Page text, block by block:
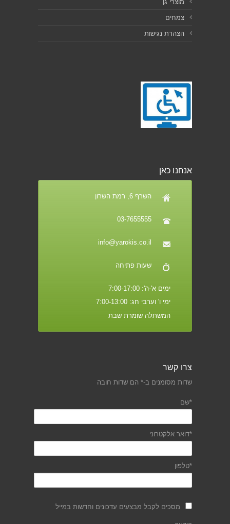
מוצרי גן
צמחים
הצהרת נגישות
אנחנו כאן
השרף 6, רמת השרון
03-7655555
info@yarokis.co.il
שעות פתיחה
ימים א'-ה': 7:00-17:00
ימי ו' וערבי חג: 7:00-13:00
המשתלה שומרת שבת
צרו קשר
שדות מסומנים ב-* הם שדות חובה
*שם
*דואר אלקטרוני
*טלפון
מסכים לקבל מבצעים עדכונים וחדשות במייל